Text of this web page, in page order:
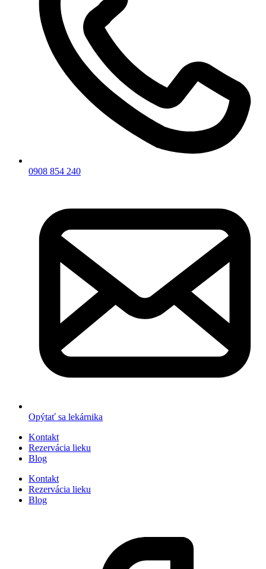
0908 854 240
Opýtať sa lekárnika
Kontakt
Rezervácia lieku
Blog
Kontakt
Rezervácia lieku
Blog